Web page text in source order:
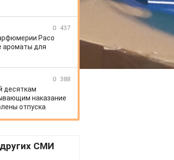
0 437
Paco
ароматы для
0 388
десяткам
наказание
отпуска
СМИ